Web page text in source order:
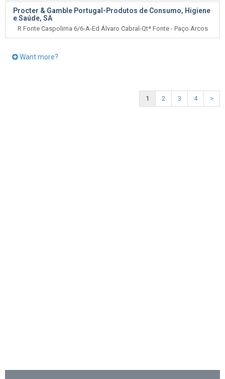
Procter & Gamble Portugal-Produtos de Consumo, Higiene
e Saúde, SA
R Fonte Caspolima 6/6-A-Ed Álvaro Cabral-Qtª Fonte - Paço Arcos
Want more?
1 2 3 4 >